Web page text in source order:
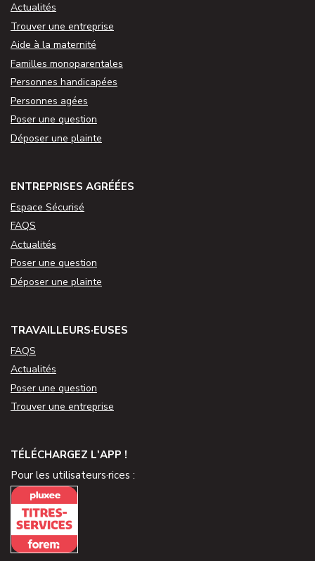
Actualités
Trouver une entreprise
Aide à la maternité
Familles monoparentales
Personnes handicapées
Personnes agées
Poser une question
Déposer une plainte
ENTREPRISES AGRÉÉES
Espace Sécurisé
FAQS
Actualités
Poser une question
Déposer une plainte
TRAVAILLEURS·EUSES
FAQS
Actualités
Poser une question
Trouver une entreprise
TÉLÉCHARGEZ L'APP !
Pour les utilisateurs·rices :